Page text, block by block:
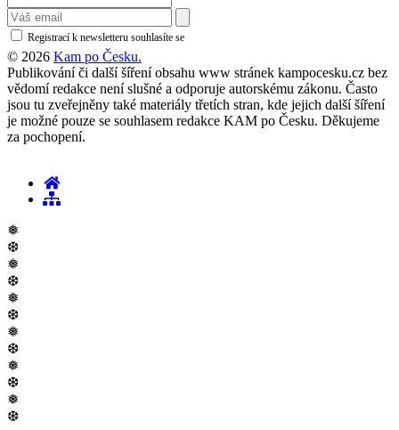
Registrací k newsletteru souhlasíte se
© 2026 Kam po Česku.
Publikování či další šíření obsahu www stránek kampocesku.cz bez
vědomí redakce není slušné a odporuje autorskému zákonu. Často
jsou tu zveřejněny také materiály třetích stran, kde jejich další šíření
je možné pouze se souhlasem redakce KAM po Česku. Děkujeme
za pochopení.
❅
❆
❅
❆
❅
❆
❅
❆
❅
❆
❅
❆